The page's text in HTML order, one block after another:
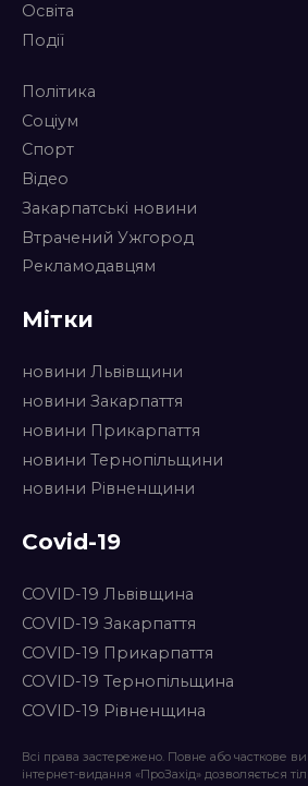
Освіта
Події
Політика
Соціум
Спорт
Відео
Закарпатські новини
Втрачений Ужгород
Рекламодавцям
Мітки
новини Львівщини
новини Закарпаття
новини Прикарпаття
новини Тернопільщини
новини Рівненщини
Covid-19
COVID-19 Львівщина
COVID-19 Закарпаття
COVID-19 Прикарпаття
COVID-19 Тернопільщина
COVID-19 Рівненщина
Всі права застережено. Повне або часткове
інтернет-видання «ПроЗахід» дозволяється